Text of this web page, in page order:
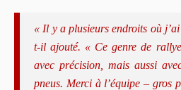
« Il y a plusieurs endroits où
t-il ajouté. « Ce genre de
avec précision, mais aussi
pneus. Merci à l’équipe – gros